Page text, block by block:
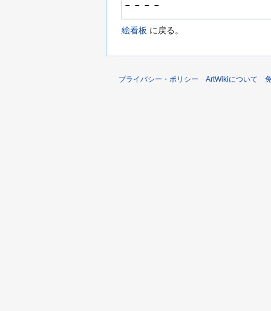
絵看板 に戻る。
プライバシー・ポリシー ArtWikiについて